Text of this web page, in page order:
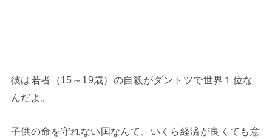
彼は若者（15～19歳）の自殺がダントツで世界１位な
んだよ。
子供の命を守れない国なんて、いくら経済が良くても意